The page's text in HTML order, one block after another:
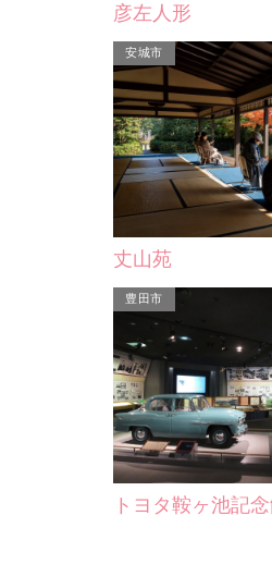
株式会社 鬼栄
春日町の上鬼栄（かみ
業と区別するため、「
にえい）」とも呼ば
彦左人形
安城市
丈山苑
豊田市
トヨタ鞍ヶ池記